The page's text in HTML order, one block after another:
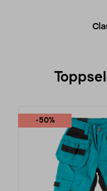
-50%